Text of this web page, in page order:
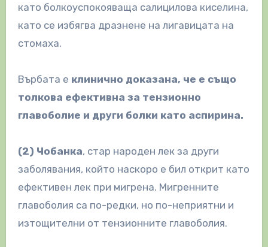
като болкоуспокояваща салицилова киселина,
като се избягва дразнене на лигавицата на
стомаха.
Върбата е клинично доказана, че е също
толкова ефективна за тензионно
главоболие и други болки като аспирина.
(2) Чобанка, стар народен лек за други
заболявания, който наскоро е бил открит като
ефективен лек при мигрена. Мигренните
главоболия са по-редки, но по-неприятни и
изтощителни от тензионните главоболия.